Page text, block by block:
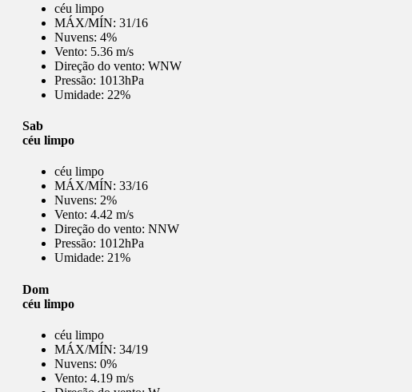
céu limpo
MÁX/MÍN: 31/16
Nuvens: 4%
Vento: 5.36 m/s
Direção do vento: WNW
Pressão: 1013hPa
Umidade: 22%
Sab
céu limpo
céu limpo
MÁX/MÍN: 33/16
Nuvens: 2%
Vento: 4.42 m/s
Direção do vento: NNW
Pressão: 1012hPa
Umidade: 21%
Dom
céu limpo
céu limpo
MÁX/MÍN: 34/19
Nuvens: 0%
Vento: 4.19 m/s